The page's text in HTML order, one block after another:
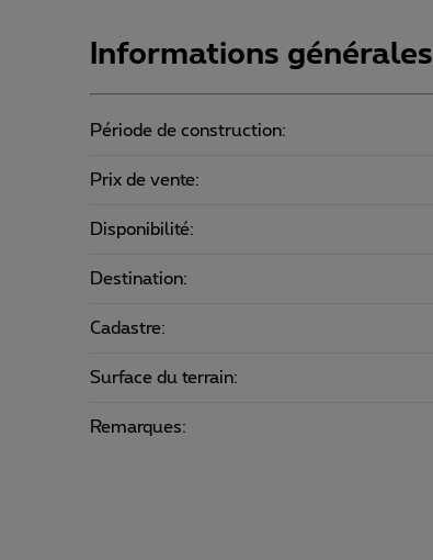
Informations générales
Période de construction:
Prix de vente:
Disponibilité:
Destination:
Cadastre:
Surface du terrain:
Remarques: